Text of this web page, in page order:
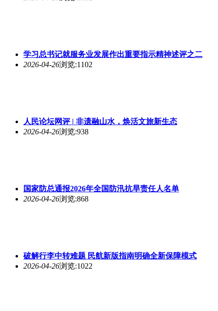
学习总书记就服务业发展作出重要指示精神述评之二
2026-04-26浏览:1102
人民论坛网评 | 非遗融山水，焕活文旅新生态
2026-04-26浏览:938
国家防总通报2026年全国防汛抗旱责任人名单
2026-04-26浏览:868
破解行李中转难题 民航新版指南明确全新保障模式
2026-04-26浏览:1022